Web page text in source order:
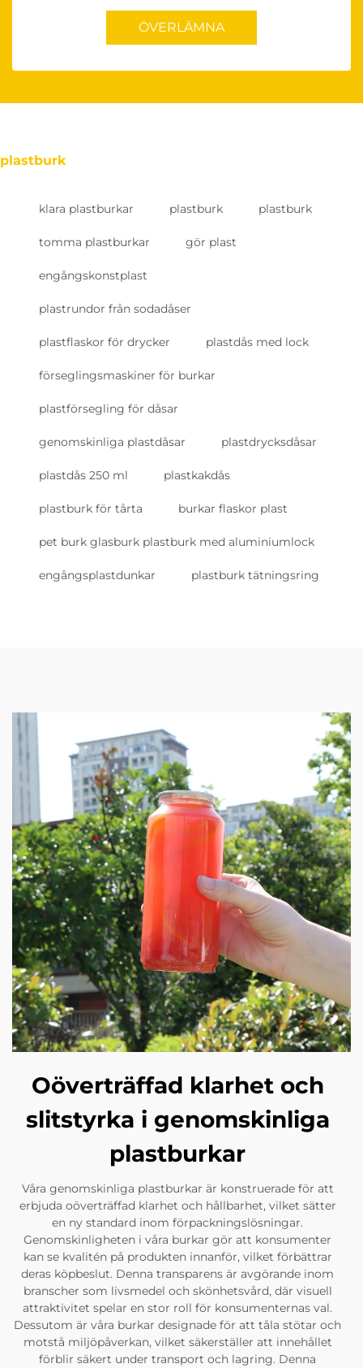
ÖVERLÄMNA
plastburk
klara plastburkar plastburk plastburk
tomma plastburkar gör plast
engångskonstplast
plastrundor från sodadåser
plastflaskor för drycker plastdås med lock
förseglingsmaskiner för burkar
plastförsegling för dåsar
genomskinliga plastdåsar plastdrycksdåsar
plastdås 250 ml plastkakdås
plastburk för tårta burkar flaskor plast
pet burk glasburk plastburk med aluminiumlock
engångsplastdunkar plastburk tätningsring
Oöverträffad klarhet och
slitstyrka i genomskinliga
plastburkar
Våra genomskinliga plastburkar är konstruerade för att
erbjuda oöverträffad klarhet och hållbarhet, vilket sätter
en ny standard inom förpackningslösningar.
Genomskinligheten i våra burkar gör att konsumenter
kan se kvalitén på produkten innanför, vilket förbättrar
deras köpbeslut. Denna transparens är avgörande inom
branscher som livsmedel och skönhetsvård, där visuell
attraktivitet spelar en stor roll för konsumenternas val.
Dessutom är våra burkar designade för att tåla stötar och
motstå miljöpåverkan, vilket säkerställer att innehållet
förblir säkert under transport och lagring. Denna